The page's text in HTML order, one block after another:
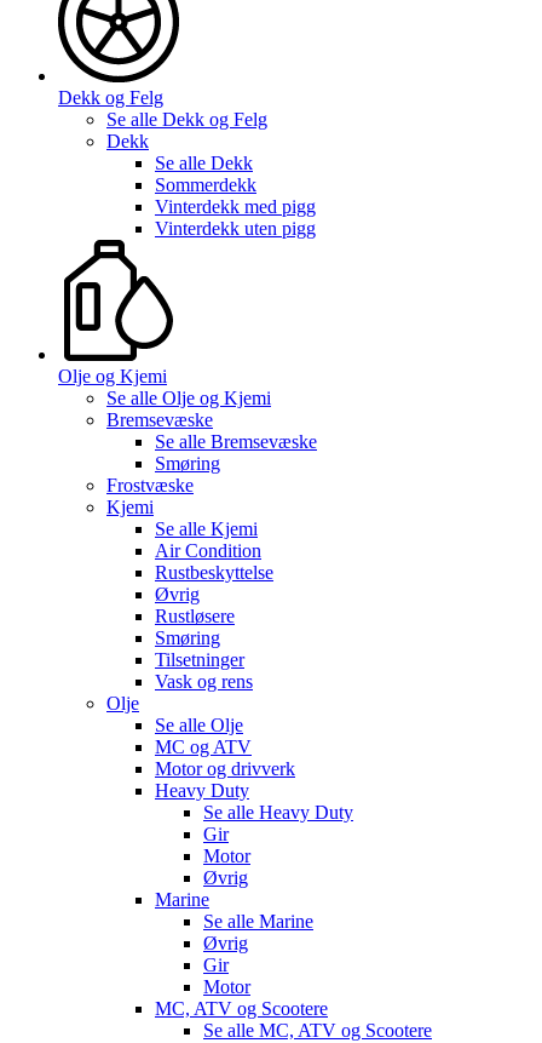
Dekk og Felg
Se alle Dekk og Felg
Dekk
Se alle Dekk
Sommerdekk
Vinterdekk med pigg
Vinterdekk uten pigg
Olje og Kjemi
Se alle Olje og Kjemi
Bremsevæske
Se alle Bremsevæske
Smøring
Frostvæske
Kjemi
Se alle Kjemi
Air Condition
Rustbeskyttelse
Øvrig
Rustløsere
Smøring
Tilsetninger
Vask og rens
Olje
Se alle Olje
MC og ATV
Motor og drivverk
Heavy Duty
Se alle Heavy Duty
Gir
Motor
Øvrig
Marine
Se alle Marine
Øvrig
Gir
Motor
MC, ATV og Scootere
Se alle MC, ATV og Scootere